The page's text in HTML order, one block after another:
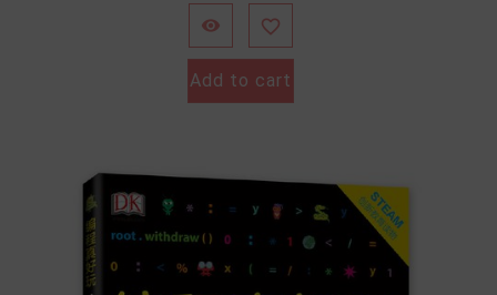
 
Add to cart